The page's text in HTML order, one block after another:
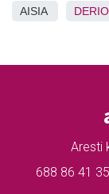
AISIA DERIO
Aresti
688 86 41